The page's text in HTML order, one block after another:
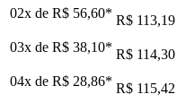
02x de R$ 56,60* R$ 113,19
03x de R$ 38,10* R$ 114,30
04x de R$ 28,86* R$ 115,42